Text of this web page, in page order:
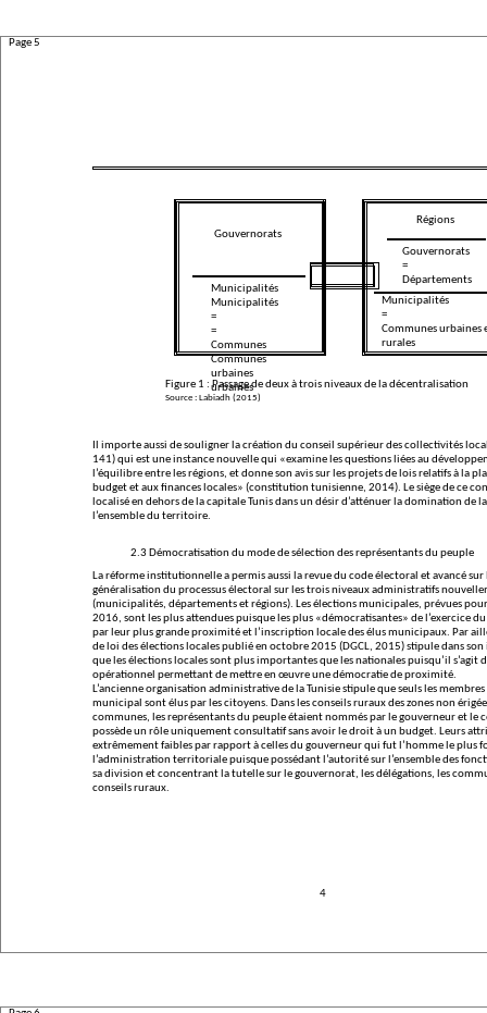
Page 5
Gouvernorats
Municipalités
Municipalités
=
=
Communes
Communes
urbaines
urbaines
Régions
Gouvernorats
=
Départements
Municipalités
=
Communes urbaines
rurales
Figure 1 : Passage de deux à trois niveaux de la décentralisation
Source : Labiadh (2015)
Il importe aussi de souligner la création du conseil supérieur des collectivités
141) qui est une instance nouvelle qui «examine les questions liées au
l’équilibre entre les régions, et donne son avis sur les projets de lois relatifs à la
budget et aux finances locales» (constitution tunisienne, 2014). Le siège de ce
localisé en dehors de la capitale Tunis dans un désir d’atténuer la domination de
l’ensemble du territoire.
2.3 Démocratisation du mode de sélection des représentants du peuple
La réforme institutionnellea permis aussi la revue du code électoral et avancé sur
généralisation du processus électoral sur les trois niveaux administratifs
(municipalités, départements et régions). Les élections municipales, prévues pour
2016, sont les plus attendues puisque les plus «démocratisantes» de l’exercice
par leur plus grande proximité et l’inscription locale des élus municipaux. Par
de loi des élections locales publié en octobre 2015 (DGCL, 2015) stipule dans
que les élections locales sont plus importantes que les nationales puisqu’il s’agit
opérationnel permettant de mettre en œuvre une démocratie de proximité.
L’ancienne organisation administrative de la Tunisie stipule que seuls les
municipal sont élus par les citoyens. Dans les conseils ruraux des zones non
communes, les représentants du peuple étaient nommés par le gouverneur et le
possède un rôle uniquement consultatif sans avoir le droit à un budget. Leurs
extrêmement faibles par rapport à celles du gouverneur qui fut l’homme le plus
l’administration territoriale puisque possédant l’autorité sur l’ensemble des
sa division et concentrant la tutelle sur le gouvernorat, les délégations, les
conseils ruraux.
4